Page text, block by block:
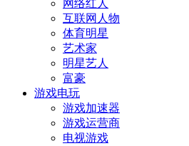
网络红人
互联网人物
体育明星
艺术家
明星艺人
富豪
游戏电玩
游戏加速器
游戏运营商
电视游戏